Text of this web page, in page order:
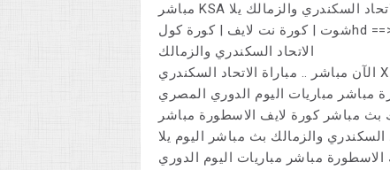
مباشر KSA القنوات الناقلة مباراة الاتحاد السكندري والزمالك يوتيوب الاتحاد السكندري والزمالك يلا
شوت | كورة نت لايف | كورة كولhd ==>الأن.. مباراة الاتحاد السكندري والزمالك بث مباشر يوتيوب @
الاتحاد السكندري والزمالك
الآن مباشر .. مباراة الاتحاد السكندري X الزمالك _ بث مباشر @@## مشاهدة مباراة الاتحاد
مباشر مباريات اليوم الدوري المصري
بث مباشر كورة لايف الاسطورة مباشر
السكندري والزمالك بث مباشر اليوم يلا
مباشر مباريات اليوم الدوري